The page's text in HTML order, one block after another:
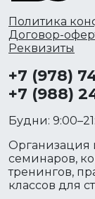
Политика
Договор-
Реквизиты
+7 (978)
+7 (988)
Будни:
Организация
семинаров,
тренингов,
классов для